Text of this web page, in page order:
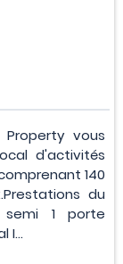
Property vous
d'activités
140
du
1 porte
I...